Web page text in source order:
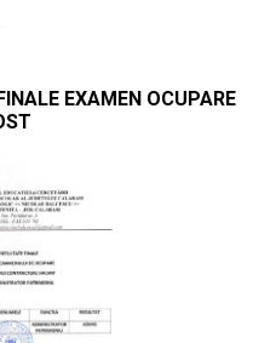
EXAMEN OCUPARE